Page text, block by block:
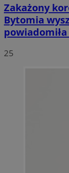
Zakażony
Bytomia
25